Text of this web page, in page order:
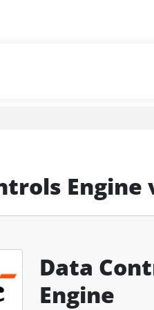
Engine
Data
Engine